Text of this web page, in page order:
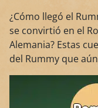
¿Cómo llegó el
se convirtió en el
Alemania? Estas
del Rummy que